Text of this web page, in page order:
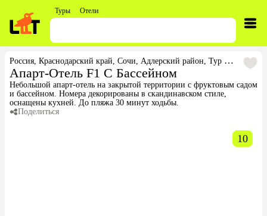
Туры Отели
Россия, Краснодарский край, Сочи, Адлерский район, Тур в Апарт-Отель F1 С Бассейном
Апарт-Отель F1 С Бассейном
Небольшой апарт-отель на закрытой территории с фруктовым садом
и бассейном. Номера декорированы в скандинавском стиле,
оснащены кухней. До пляжа 30 минут ходьбы.
Поделиться
10